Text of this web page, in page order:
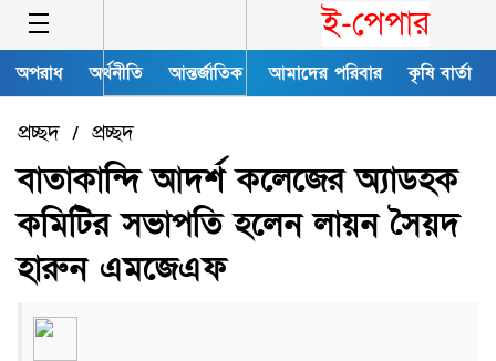
ই-পেপার
অপরাধ অর্থনীতি আন্তর্জাতিক আমাদের পরিবার কৃষি বার্তা
প্রচ্ছদ/ প্রচ্ছদ
বাতাকান্দি আদর্শ কলেজের অ্যাডহক
কমিটির সভাপতি হলেন লায়ন সৈয়দ
হারুন এমজেএফ